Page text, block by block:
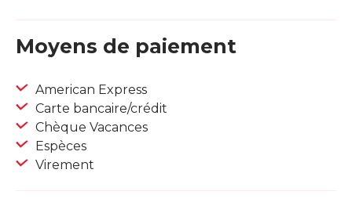
Moyens de paiement
American Express
Carte bancaire/crédit
Chèque Vacances
Espèces
Virement